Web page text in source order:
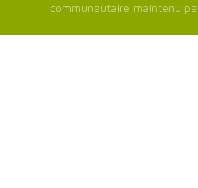
communautaire maintenu